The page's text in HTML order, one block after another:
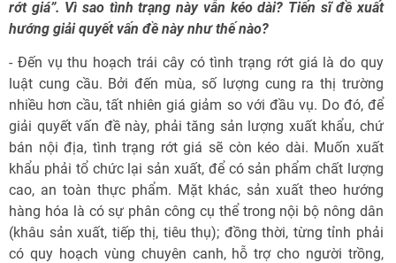
rớt giá”. Vì sao tình trạng này vẫn kéo dài? Tiến sĩ đề xuất
hướng giải quyết vấn đề này như thế nào?
- Đến vụ thu hoạch trái cây có tình trạng rớt giá là do quy
luật cung cầu. Bởi đến mùa, số lượng cung ra thị trường
nhiều hơn cầu, tất nhiên giá giảm so với đầu vụ. Do đó, để
giải quyết vấn đề này, phải tăng sản lượng xuất khẩu, chứ
bán nội địa, tình trạng rớt giá sẽ còn kéo dài. Muốn xuất
khẩu phải tổ chức lại sản xuất, để có sản phẩm chất lượng
cao, an toàn thực phẩm. Mặt khác, sản xuất theo hướng
hàng hóa là có sự phân công cụ thể trong nội bộ nông dân
(khâu sản xuất, tiếp thị, tiêu thụ); đồng thời, từng tỉnh phải
có quy hoạch vùng chuyên canh, hỗ trợ cho người trồng,